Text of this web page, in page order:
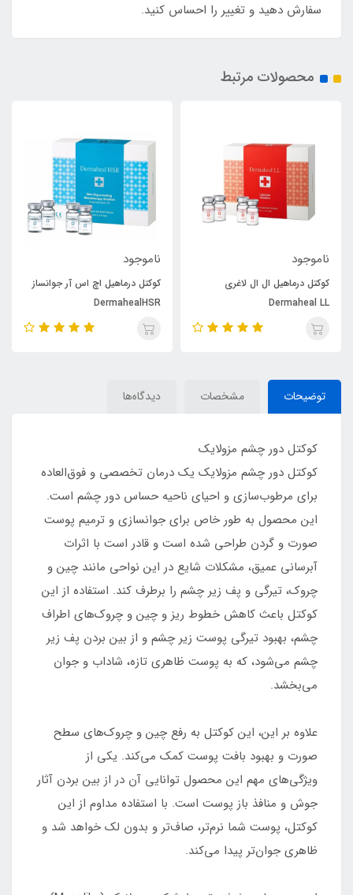
سفارش دهید و تغییر را احساس کنید.
محصولات مرتبط
ناموجود
کوکتل درماهیل ال ال لاغری
Dermaheal LL
ناموجود
کوکتل درماهیل اچ اس آر جوانساز
DermahealHSR
توضیحات مشخصات دیدگاه‌ها
کوکتل دور چشم مزولایک
کوکتل دور چشم مزولایک یک درمان تخصصی و فوق‌العاده
برای مرطوب‌سازی و احیای ناحیه حساس دور چشم است.
این محصول به طور خاص برای جوانسازی و ترمیم پوست
صورت و گردن طراحی شده است و قادر است با اثرات
آبرسانی عمیق، مشکلات شایع در این نواحی مانند چین و
چروک، تیرگی و پف زیر چشم را برطرف کند. استفاده از این
کوکتل باعث کاهش خطوط ریز و چین و چروک‌های اطراف
چشم، بهبود تیرگی پوست زیر چشم و از بین بردن پف زیر
چشم می‌شود، که به پوست ظاهری تازه، شاداب و جوان
می‌بخشد.
علاوه بر این، این کوکتل به رفع چین و چروک‌های سطح
صورت و بهبود بافت پوست کمک می‌کند. یکی از
ویژگی‌های مهم این محصول توانایی آن در از بین بردن آثار
جوش و منافذ باز پوست است. با استفاده مداوم از این
کوکتل، پوست شما نرم‌تر، صاف‌تر و بدون لک خواهد شد و
ظاهری جوان‌تر پیدا می‌کند.